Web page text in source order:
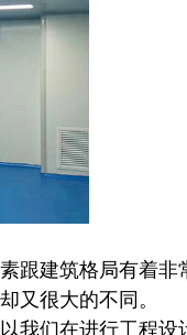
建筑格局有着非
很大的不同。
们在进行工程设